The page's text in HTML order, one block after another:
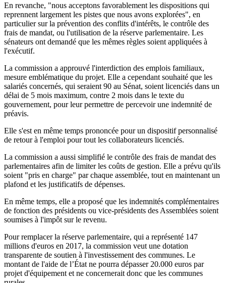
En revanche, "nous acceptons favorablement les dispositions qui
reprennent largement les pistes que nous avons explorées", en
particulier sur la prévention des conflits d'intérêts, le contrôle des
frais de mandat, ou l'utilisation de la réserve parlementaire. Les
sénateurs ont demandé que les mêmes règles soient appliquées à
l'exécutif.
La commission a approuvé l'interdiction des emplois familiaux,
mesure emblématique du projet. Elle a cependant souhaité que les
salariés concernés, qui seraient 90 au Sénat, soient licenciés dans un
délai de 5 mois maximum, contre 2 mois dans le texte du
gouvernement, pour leur permettre de percevoir une indemnité de
préavis.
Elle s'est en même temps prononcée pour un dispositif personnalisé
de retour à l'emploi pour tout les collaborateurs licenciés.
La commission a aussi simplifié le contrôle des frais de mandat des
parlementaires afin de limiter les coûts de gestion. Elle a prévu qu'ils
soient "pris en charge" par chaque assemblée, tout en maintenant un
plafond et les justificatifs de dépenses.
En même temps, elle a proposé que les indemnités complémentaires
de fonction des présidents ou vice-présidents des Assemblées soient
soumises à l'impôt sur le revenu.
Pour remplacer la réserve parlementaire, qui a représenté 147
millions d'euros en 2017, la commission veut une dotation
transparente de soutien à l'investissement des communes. Le
montant de l'aide de l’État ne pourra dépasser 20.000 euros par
projet d'équipement et ne concernerait donc que les communes